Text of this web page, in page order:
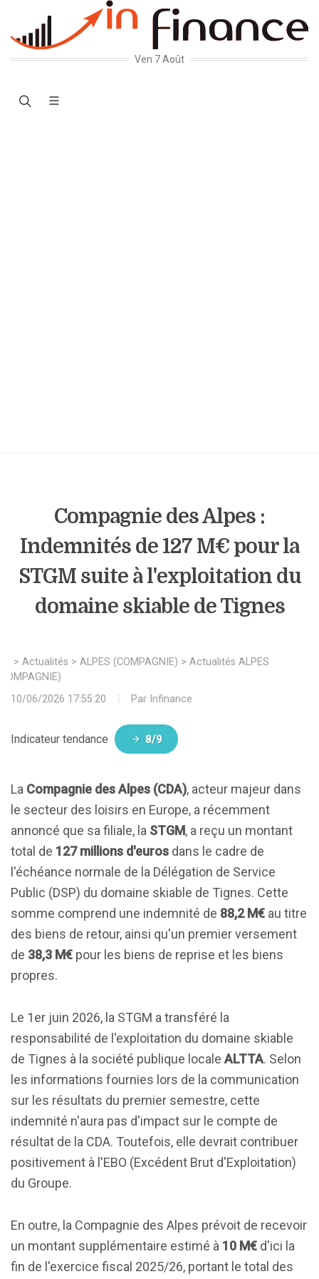
Ven 7 Août
Compagnie des Alpes :
Indemnités de 127 M€ pour la
STGM suite à l'exploitation du
domaine skiable de Tignes
> Actualités > ALPES (COMPAGNIE) > Actualités ALPES
10/06/2026 17:55:20
Par Infinance
Indicateur tendance 8/9
La Compagnie des Alpes (CDA), acteur majeur dans
le secteur des loisirs en Europe, a récemment
annoncé que sa filiale, la STGM, a reçu un montant
total de 127 millions d'euros dans le cadre de
l'échéance normale de la Délégation de Service
Public (DSP) du domaine skiable de Tignes. Cette
somme comprend une indemnité de 88,2 M€ au titre
des biens de retour, ainsi qu'un premier versement
de 38,3 M€ pour les biens de reprise et les biens
propres.
Le 1er juin 2026, la STGM a transféré la
responsabilité de l'exploitation du domaine skiable
de Tignes à la société publique locale ALTTA. Selon
les informations fournies lors de la communication
sur les résultats du premier semestre, cette
indemnité n'aura pas d'impact sur le compte de
résultat de la CDA. Toutefois, elle devrait contribuer
positivement à l'EBO (Excédent Brut d'Exploitation)
du Groupe.
En outre, la Compagnie des Alpes prévoit de recevoir
un montant supplémentaire estimé à 10 M€ d'ici la
fin de l'exercice fiscal 2025/26, portant le total des